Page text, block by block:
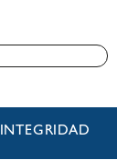
INTEGRIDAD